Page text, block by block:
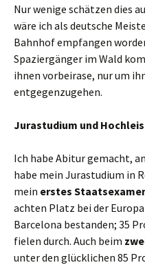
Nur wenige schätzen dies
wäre ich als deutsche
Bahnhof empfangen
Spaziergänger im Wald
ihnen vorbeirase, nur um
entgegenzugehen.
Jurastudium und
Ich habe Abitur gemacht,
habe mein Jurastudium in
mein erstes
achten Platz bei der
Barcelona bestanden; 35
fielen durch. Auch beim
unter den glücklichen 85